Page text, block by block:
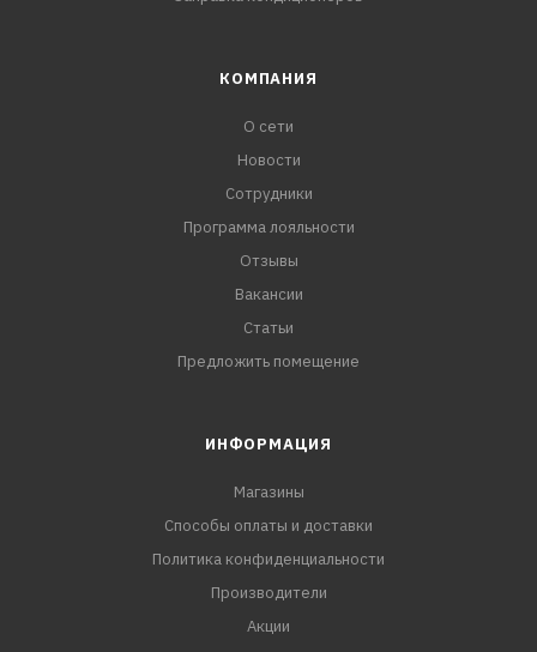
КОМПАНИЯ
О сети
Новости
Сотрудники
Программа лояльности
Отзывы
Вакансии
Статьи
Предложить помещение
ИНФОРМАЦИЯ
Магазины
Способы оплаты и доставки
Политика конфиденциальности
Производители
Акции